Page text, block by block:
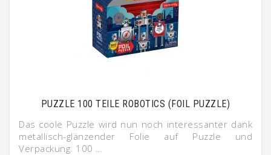
PUZZLE 100 TEILE ROBOTICS (FOIL PUZZLE)
Das coole Puzzle wird nun noch interessanter dank
metallisch-glänzender Folie auf Puzzle und
Verpackung. 100 …